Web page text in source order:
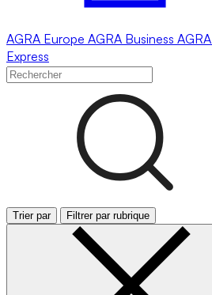
AGRA Europe AGRA Business AGRA
Express
Trier par Filtrer par rubrique